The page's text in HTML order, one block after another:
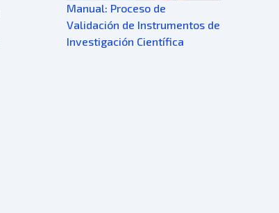
Manual: Proceso de
Validación de Instrumentos de
Investigación Científica